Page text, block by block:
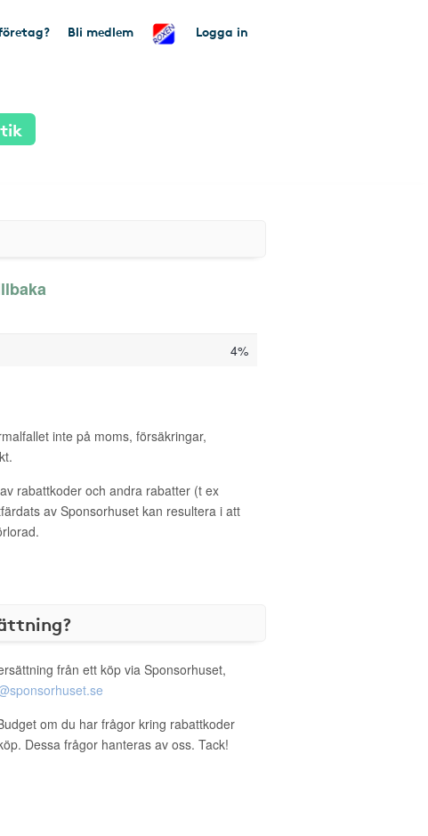
Bli medlem Logga in
4%
inte på moms, försäkringar,
rabattkoder och andra rabatter (t ex
av Sponsorhuset kan resultera i att
från ett köp via Sponsorhuset,
om du har frågor kring rabattkoder
Dessa frågor hanteras av oss. Tack!